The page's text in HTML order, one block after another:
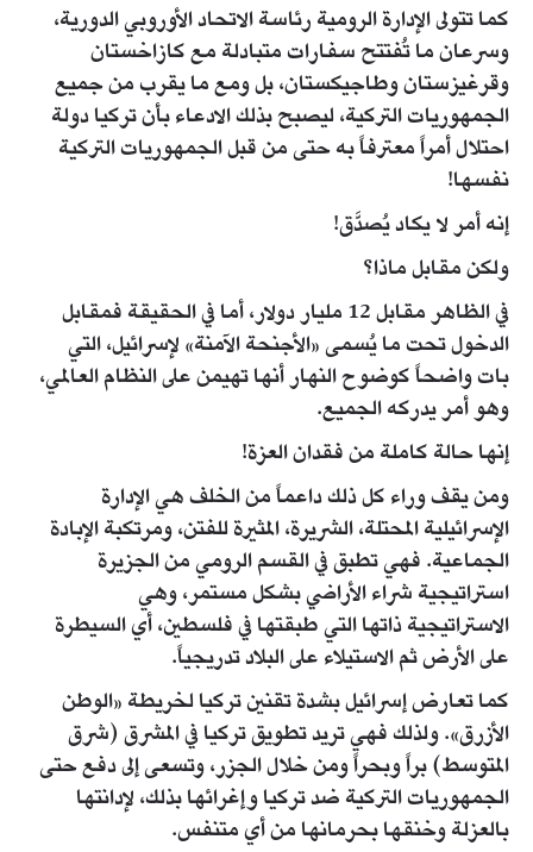
كما تتولى الإدارة الرومية رئاسة الاتحاد الأوروبي الدورية،
وسرعان ما تُفتتح سفارات متبادلة مع كازاخستان
وقرغيزستان وطاجيكستان، بل ومع ما يقرب من جميع
الجمهوريات التركية، ليصبح بذلك الادعاء بأن تركيا دولة
احتلال أمراً معترفاً به حتى من قبل الجمهوريات التركية
نفسها!
إنه أمر لا يكاد يُصدَّق!
ولكن مقابل ماذا؟
في الظاهر مقابل 12 مليار دولار، أما في الحقيقة فمقابل
الدخول تحت ما يُسمى «الأجنحة الآمنة» لإسرائيل، التي
بات واضحاً كوضوح النهار أنها تهيمن على النظام العالمي،
وهو أمر يدركه الجميع.
إنها حالة كاملة من فقدان العزة!
ومن يقف وراء كل ذلك داعماً من الخلف هي الإدارة
الإسرائيلية المحتلة، الشريرة، المثيرة للفتن، ومرتكبة الإبادة
الجماعية. فهي تطبق في القسم الرومي من الجزيرة
استراتيجية شراء الأراضي بشكل مستمر، وهي
الاستراتيجية ذاتها التي طبقتها في فلسطين، أي السيطرة
على الأرض ثم الاستيلاء على البلاد تدريجياً.
كما تعارض إسرائيل بشدة تقنين تركيا لخريطة «الوطن
الأزرق». ولذلك فهي تريد تطويق تركيا في المشرق (شرق
المتوسط) براً وبحراً ومن خلال الجزر، وتسعى إلى دفع حتى
الجمهوريات التركية ضد تركيا وإغرائها بذلك، لإدانتها
بالعزلة وخنقها بحرمانها من أي متنفس.